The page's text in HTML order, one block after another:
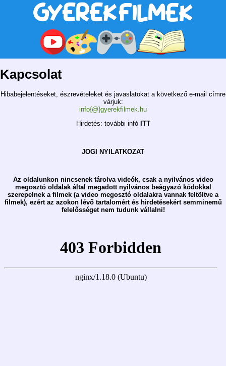
Kapcsolat
Hibabejelentéseket, észrevételeket és javaslatokat a következő e-mail címre
várjuk:
info{@}gyerekfilmek.hu
Hirdetés: további infó ITT
JOGI NYILATKOZAT
Az oldalunkon nincsenek tárolva videók, csak a nyilvános video
megosztó oldalak által megadott nyilvános beágyazó kódokkal
szerepelnek a filmek (a video megosztó oldalakra vannak feltöltve a
filmek), ezért az azokon lévő tartalomért és hirdetésekért semminemű
felelősséget nem tudunk vállalni!